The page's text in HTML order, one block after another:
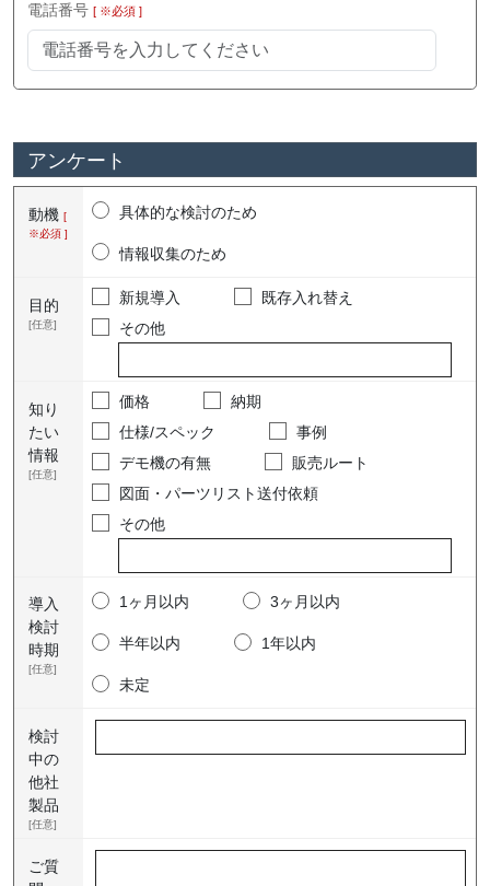
電話番号 [ ※必須 ]
アンケート
動機 [
※必須 ]
具体的な検討のため
情報収集のため
目的
[任意]
新規導入
既存入れ替え
その他
知り
たい
情報
[任意]
価格
納期
仕様/スペック
事例
デモ機の有無
販売ルート
図面・パーツリスト送付依頼
その他
導入
検討
時期
[任意]
1ヶ月以内 3ヶ月以内
半年以内 1年以内
未定
検討
中の
他社
製品
[任意]
ご質